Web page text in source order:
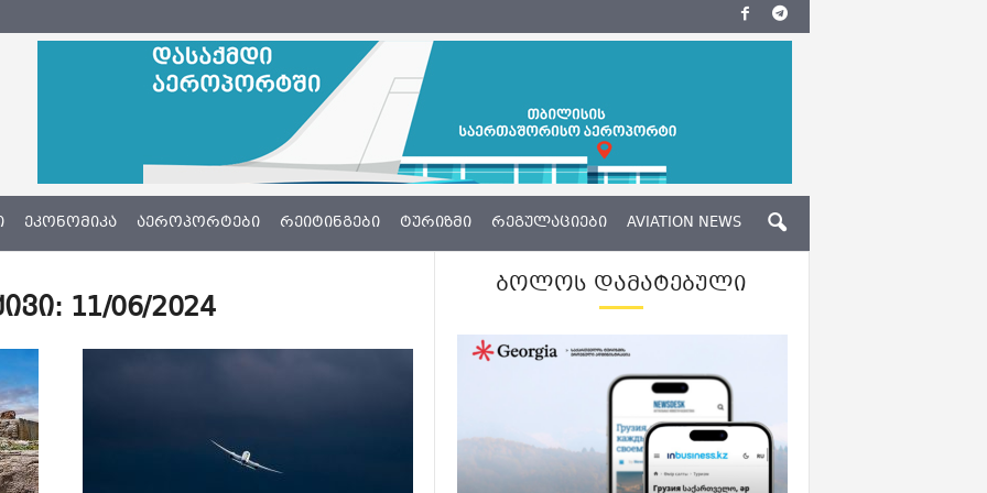
ᲔᲙᲝᲜᲝᲛᲘᲙᲐ ᲐᲔᲠᲝᲞᲝᲠᲢᲔᲑᲘ ᲠᲔᲘᲢᲘᲜᲒᲔᲑᲘ ᲢᲣᲠᲘᲖᲛᲘ ᲠᲔᲒᲣᲚᲐᲪᲘᲔᲑᲘ AVIATION NEWS
11/06/2024
ᲑᲝᲚᲝᲡ ᲓᲐᲛᲐᲢᲔᲑᲣᲚᲘ